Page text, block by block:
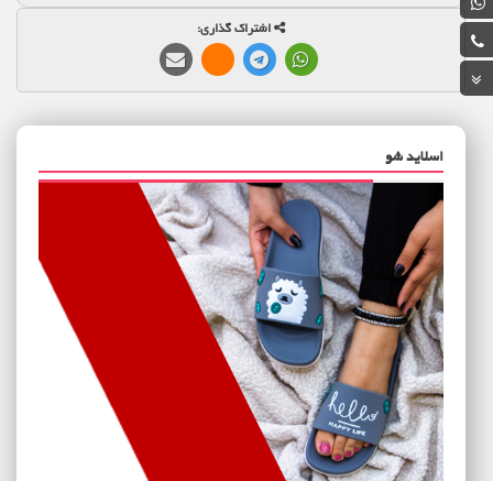
اشتراک گذاری:
اسلاید شو